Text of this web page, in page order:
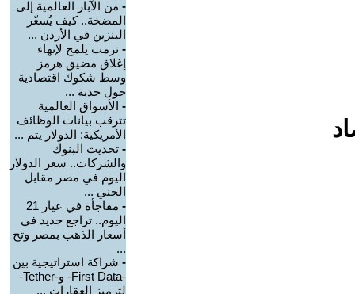
- من الآبار العالمية إلى
المضخة.. كيف يُسعّر
البنزين في الأردن ...
- ترمب يلمح لإنهاء
إغلاق مضيق هرمز
وسط شكوك اقتصادية
حول جدية ...
- الأسواق العالمية
تترقب بيانات الوظائف
الأمريكية: الدولار يتم ...
- تحديث البنوك
والشركات.. سعر الدولار
اليوم في مصر مقابل
الجني ...
-
مفاجأة في عيار 21
اليوم.. تراجع جديد في
أسعار الذهب بمصر وتح
...
- شراكة استراتيجية بين
-First Data- و-Tether-
لترميز العقارات ...